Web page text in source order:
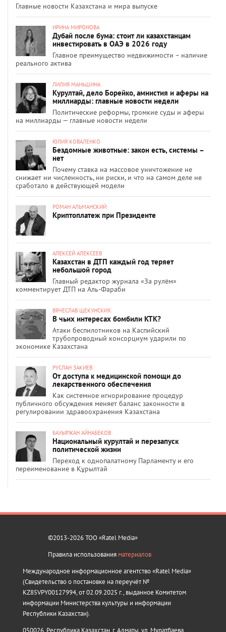
Главные новости Казахстана и мира выпуске
ИРИНА МИРОНОВА
Дубай после бума: стоит ли казахстанцам
инвестировать в ОАЭ в 2026 году
Главное преимущество недвижимости – наличие
реального актива
ЛИЛИЯ МАНЬШИНА
Курултай, дело Борейко, амнистия и аферы на
миллиарды: главные новости недели
Политические реформы, громкие суды и аферы
на миллиарды — главные новости недели
ЮЛИЯ КОВАЛЕНКО
Бездомные животные: закон есть, системы –
нет
Почему ставка на массовое уничтожение не
снижает ни численность, ни риски, и что на самом деле не
сработало в действующей модели
РОМАН АЛЬМАНСКИЙ
Криптоплатеж при Президенте
АЛЕКСЕЙ АЛЕКСЕЕВ
Казахстан в ДТП каждый год теряет
небольшой город
Главный редактор журнала «За рулём»
комментирует ДТП на Аль-Фараби
ВЯЧЕСЛАВ ЩЕКУНСКИХ
В чьих интересах бомбили КТК?
Атаки беспилотников на Каспийский
трубопроводный консорциум ударили по
экономике Казахстана
РУСЛАН ЗАКИЕВ
От доступа к медицинской помощи до
лекарственного обеспечения
Как системное игнорирование процедур
публичного обсуждения меняет баланс законности в
регулировании здравоохранения Казахстана
БАУЫРЖАН АЙНАБЕКОВ
Национальный курултай и перезапуск
политической жизни
Переход к однопалатному Парламенту и его
переименование в Құрылтай
©2013-2026 ТОО «Ratel Media»
Правила использования материалов
Международное информационное агентство «Ratel Media»
(Свидетельство о постановке на переучёт №
KZ85VPY00127994, от 02.09.2025 г., выданное Комитетом
информации Министерства культуры и информации
Республики Казахстан).
050026, Республика Казахстан, г. Алматы, ул. Муратбаева,